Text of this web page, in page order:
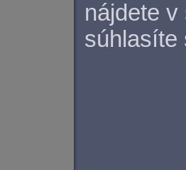
nájdete